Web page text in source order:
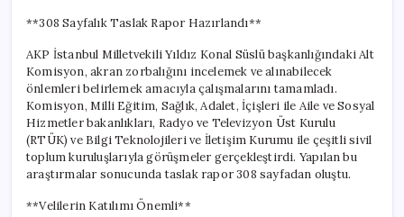
**308 Sayfalık Taslak Rapor Hazırlandı**
AKP İstanbul Milletvekili Yıldız Konal Süslü başkanlığındaki Alt
Komisyon, akran zorbalığını incelemek ve alınabilecek
önlemleri belirlemek amacıyla çalışmalarını tamamladı.
Komisyon, Milli Eğitim, Sağlık, Adalet, İçişleri ile Aile ve Sosyal
Hizmetler bakanlıkları, Radyo ve Televizyon Üst Kurulu
(RTÜK) ve Bilgi Teknolojileri ve İletişim Kurumu ile çeşitli sivil
toplum kuruluşlarıyla görüşmeler gerçekleştirdi. Yapılan bu
araştırmalar sonucunda taslak rapor 308 sayfadan oluştu.
**Velilerin Katılımı Önemli**